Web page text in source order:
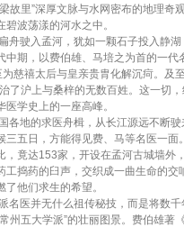
故里”深厚文脉与水网密布的地理
波荡漾的河水之中。
驶入孟河，犹如一颗石子投入静
中期，以费伯雄、马培之为首的一
为慈禧太后与皇亲贵胄化解沉疴。及
了沪上与桑梓的无数百姓。这一切
学史上的一座高峰。
地的求医舟楫，从长江源远不断
三五日，方能得见费、马等名医一
，竟达153家，开设在孟河古城墙
工捣药的臼声，交织成一曲生命的
他们求生的希望。
医并无什么祖传秘技，而是将数
州五大学派”的壮丽图景。费伯雄